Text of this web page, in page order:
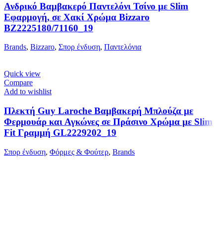
Ανδρικό Βαμβακερό Παντελόνι Τσίνο με Slim
Εφαρμογή, σε Χακί Χρώμα Bizzaro
BZ2225180/71160_19
Brands, Bizzaro, Σπορ ένδυση, Παντελόνια
Quick view
Compare
Add to wishlist
Πλεκτή Guy Laroche Βαμβακερή Μπλούζα με
Φερμουάρ και Αγκώνες σε Πράσινο Χρώμα με Slim
Fit Γραμμή GL2229202_19
Σπορ ένδυση, Φόρμες & Φούτερ, Brands